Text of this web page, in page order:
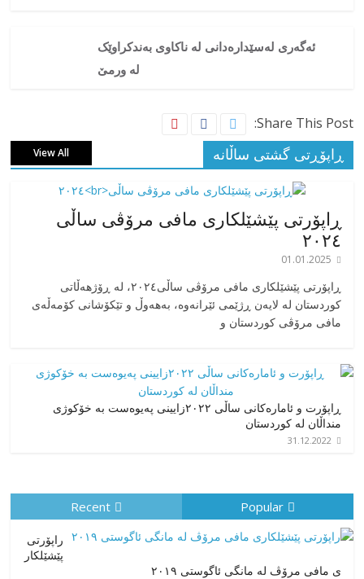
ئەگەری لەسێدارەدانی لە ناکاوی بەندکراوێک
لە ورمێ
Share This Post:
ڕاپۆڕتی گشتی ساڵانه View All
ڕاپۆرتی پێشێلکاری مافی مرۆڤی ساڵی
٢٠٢٤
01.01.2025
‎ڕاپۆرتی پێشێلکاری مافی مرۆڤی ساڵی٢٠٢٤، له ڕۆژهەڵاتی
کوردستان له لایەن ڕژێمی ئێرانەوە، بە‎هەوڵ و تێکۆشانی کۆمەڵەی
مافی مرۆڤی کوردستان و
ڕاپۆرت و ئامارەکانی ساڵی ٢٠٢٢زایینی پەیوەست بە خۆکوژی
منداڵان لە کوردستان
31.12.2022
Popular
Recent
راپۆرتی
پێشێلكار
ی مافی مرۆڤ له‌ مانگی ئاگوستی ٢٠١٩